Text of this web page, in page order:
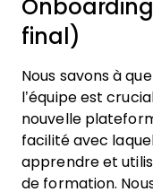
final)
Nous savons à
l’équipe est
nouvelle
facilité avec
apprendre et
de formation.